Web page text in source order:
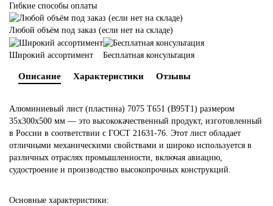
Гибкие способы оплаты
Любой объём под заказ (если нет на складе)
Широкий ассортимент Бесплатная консультация
Описание Характеристики Отзывы
Алюминиевый лист (пластина) 7075 Т651 (В95Т1) размером
35х300х500 мм — это высококачественный продукт, изготовленный
в России в соответствии с ГОСТ 21631-76. Этот лист обладает
отличными механическими свойствами и широко используется в
различных отраслях промышленности, включая авиацию,
судостроение и производство высокопрочных конструкций.
Основные характеристики: